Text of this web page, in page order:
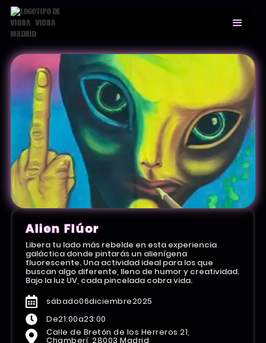
Alien Flúor
Libera tu lado más rebelde en esta experiencia
galáctica donde pintarás un alienígena
fluorescente. Una actividad ideal para los que
buscan algo diferente, lleno de humor y creatividad.
Bajo la luz UV, cada pincelada cobra vida.
sábado06diciembre2025
De21:00a23:00
Calle de Bretón de los Herreros 21,
Chamberí, 28003 Madrid